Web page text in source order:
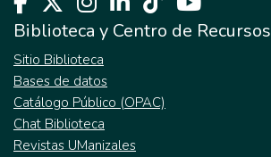
Biblioteca y Centro de Recursos
Sitio Biblioteca
Bases de datos
Catálogo Público (OPAC)
Chat Biblioteca
Revistas UManizales